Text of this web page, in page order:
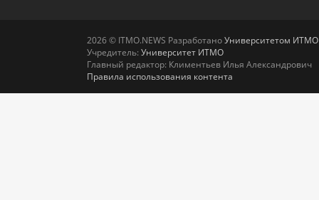
2026 © ITMO.NEWS РазработаноУниверситетом ИТМО
Учредитель: Университет ИТМО
Главный редактор: Климентьев Илья Александрович
Правила использования контента